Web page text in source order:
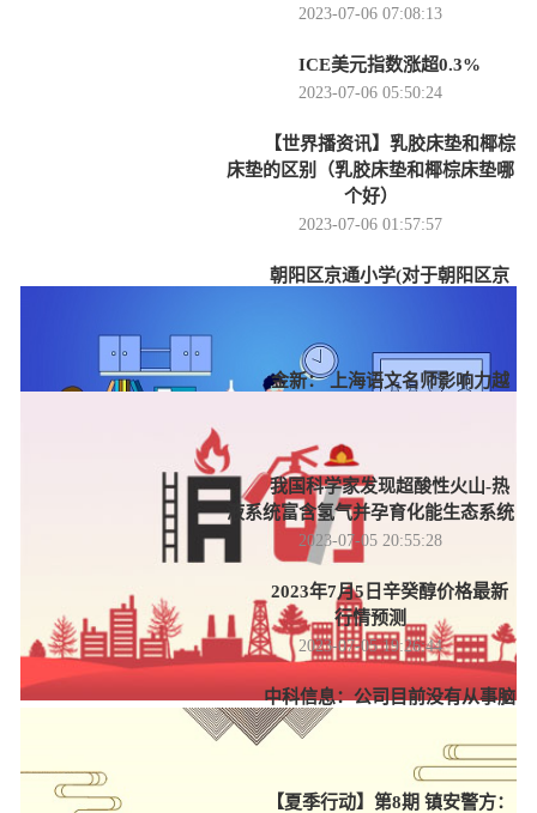
2023-07-06 07:08:13
ICE美元指数涨超0.3%
2023-07-06 05:50:24
【世界播资讯】乳胶床垫和椰棕
床垫的区别（乳胶床垫和椰棕床垫哪
个好）
2023-07-06 01:57:57
朝阳区京通小学(对于朝阳区京
金新： 上海语文名师影响力越
我国科学家发现超酸性火山-热
液系统富含氢气并孕育化能生态系统
2023-07-05 20:55:28
2023年7月5日辛癸醇价格最新
行情预测
2023-07-05 19:26:44
中科信息：公司目前没有从事脑
机接口技术与设备研发 当前通讯
【夏季行动】第8期 镇安警方：